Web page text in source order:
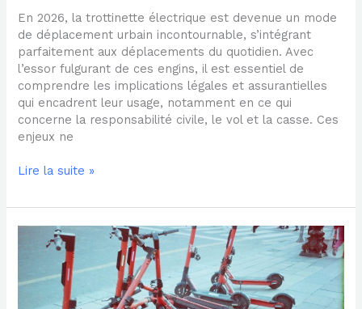
En 2026, la trottinette électrique est devenue un mode
de déplacement urbain incontournable, s’intégrant
parfaitement aux déplacements du quotidien. Avec
l’essor fulgurant de ces engins, il est essentiel de
comprendre les implications légales et assurantielles
qui encadrent leur usage, notamment en ce qui
concerne la responsabilité civile, le vol et la casse. Ces
enjeux ne
Lire la suite »
Quelle
garantie
pour
assurer